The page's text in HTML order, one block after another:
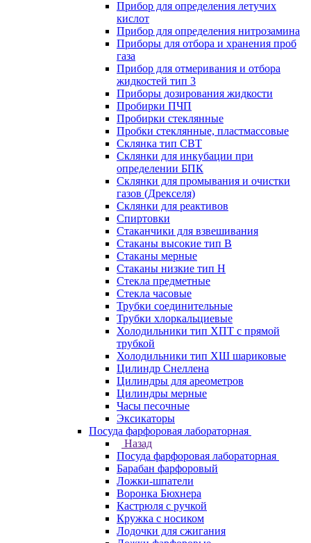
Прибор для определения летучих
кислот
Прибор для определения нитрозамина
Приборы для отбора и хранения проб
газа
Прибор для отмеривания и отбора
жидкостей тип 3
Приборы дозирования жидкости
Пробирки ПЧП
Пробирки стеклянные
Пробки стеклянные, пластмассовые
Склянка тип СВТ
Склянки для инкубации при
определении БПК
Склянки для промывания и очистки
газов (Дрекселя)
Склянки для реактивов
Спиртовки
Стаканчики для взвешивания
Стаканы высокие тип В
Стаканы мерные
Стаканы низкие тип Н
Стекла предметные
Стекла часовые
Трубки соединительные
Трубки хлоркальциевые
Холодильники тип ХПТ с прямой
трубкой
Холодильники тип ХШ шариковые
Цилиндр Снеллена
Цилиндры для ареометров
Цилиндры мерные
Часы песочные
Эксикаторы
Посуда фарфоровая лабораторная
Назад
Посуда фарфоровая лабораторная
Барабан фарфоровый
Ложки-шпатели
Воронка Бюхнера
Кастрюля с ручкой
Кружка с носиком
Лодочки для сжигания